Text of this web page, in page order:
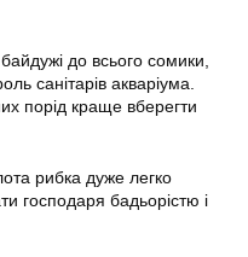
до всього сомики,
санітарів акваріума.
порід краще вберегти
рибка дуже легко
господаря бадьорістю і